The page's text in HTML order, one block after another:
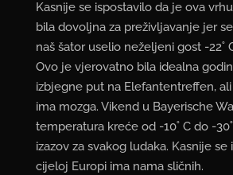
Kasnije se ispostavilo da je ova
bila dovoljna za preživljavanje jer
naš šator uselio neželjeni gost -22˚
Ovo je vjerovatno bila idealna
izbjegne put na Elefantentreffen,
ima mozga. Vikend u Bayerische
temperatura kreće od -10˚ C do -
izazov za svakog ludaka. Kasnije se
cijeloj Europi ima nama sličnih.